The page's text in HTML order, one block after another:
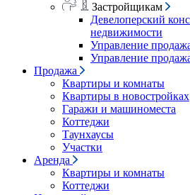
Застройщикам
Девелоперский
недвижимости
Управление
Управление
Продажа
Квартиры и комнаты
Квартиры в новостройках
Гаражи и машиноместа
Коттеджи
Таунхаусы
Участки
Аренда
Квартиры и комнаты
Коттеджи